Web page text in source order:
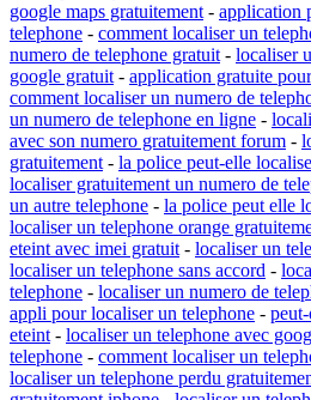
google maps gratuitement- application
telephone - comment localiser un
numero de telephone gratuit- localiser
google gratuit- application gratuite
comment localiser un numero de
un numero de telephone en ligne -
avec son numero gratuitement forum -
gratuitement- la police peut-elle
localiser gratuitement un numero de
un autre telephone - la police peut elle
localiser un telephone orange
eteint avec imei gratuit- localiser un
localiser un telephone sans accord -
telephone - localiser un numero de
appli pour localiser un telephone -
eteint- localiser un telephone avec
telephone - comment localiser un
localiser un telephone perdu